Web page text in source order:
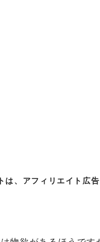
は、アフィリエイト広